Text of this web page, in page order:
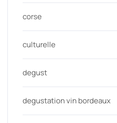
corse
culturelle
degust
degustation vin bordeaux